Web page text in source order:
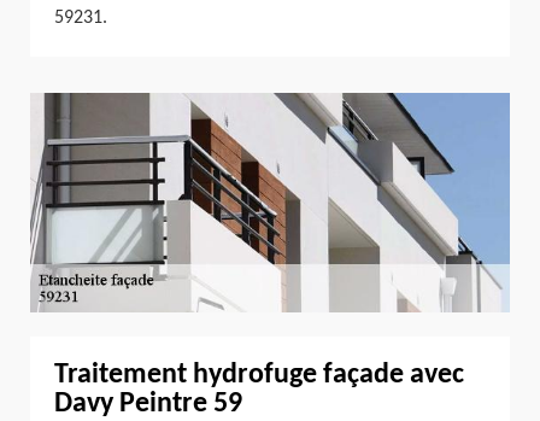
59231.
Traitement hydrofuge façade avec
Davy Peintre 59